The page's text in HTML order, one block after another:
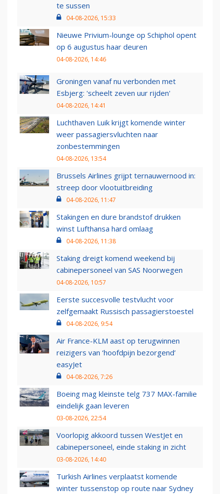
te sussen
04-08-2026, 15:33
Nieuwe Privium-lounge op Schiphol opent
op 6 augustus haar deuren
04-08-2026, 14:46
Groningen vanaf nu verbonden met
Esbjerg: 'scheelt zeven uur rijden'
04-08-2026, 14:41
Luchthaven Luik krijgt komende winter
weer passagiersvluchten naar
zonbestemmingen
04-08-2026, 13:54
Brussels Airlines grijpt ternauwernood in:
streep door vlootuitbreiding
04-08-2026, 11:47
Stakingen en dure brandstof drukken
winst Lufthansa hard omlaag
04-08-2026, 11:38
Staking dreigt komend weekend bij
cabinepersoneel van SAS Noorwegen
04-08-2026, 10:57
Eerste succesvolle testvlucht voor
zelfgemaakt Russisch passagierstoestel
04-08-2026, 9:54
Air France-KLM aast op terugwinnen
reizigers van ‘hoofdpijn bezorgend’
easyJet
04-08-2026, 7:26
Boeing mag kleinste telg 737 MAX-familie
eindelijk gaan leveren
03-08-2026, 22:54
Voorlopig akkoord tussen WestJet en
cabinepersoneel, einde staking in zicht
03-08-2026, 14:40
Turkish Airlines verplaatst komende
winter tussenstop op route naar Sydney